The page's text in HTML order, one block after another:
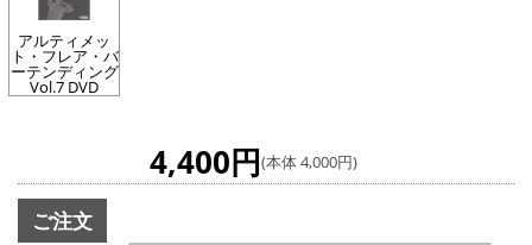
アルティメッ
ト・フレア・バ
ーテンディング
Vol.7 DVD
4,400円(本体 4,000円)
ご注文